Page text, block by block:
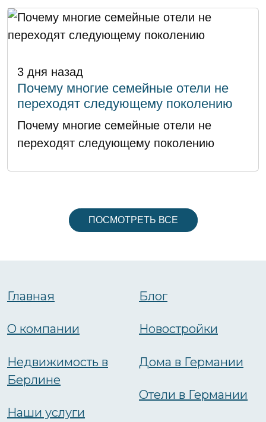
3 дня назад
Почему многие семейные отели не
переходят следующему поколению
Почему многие семейные отели не
переходят следующему поколению
ПОСМОТРЕТЬ ВСЕ
Главная
О компании
Недвижимость в
Берлине
Наши услуги
Блог
Новостройки
Дома в Германии
Отели в Германии